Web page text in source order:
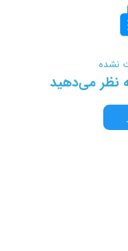
نشده
نظر می‌دهید